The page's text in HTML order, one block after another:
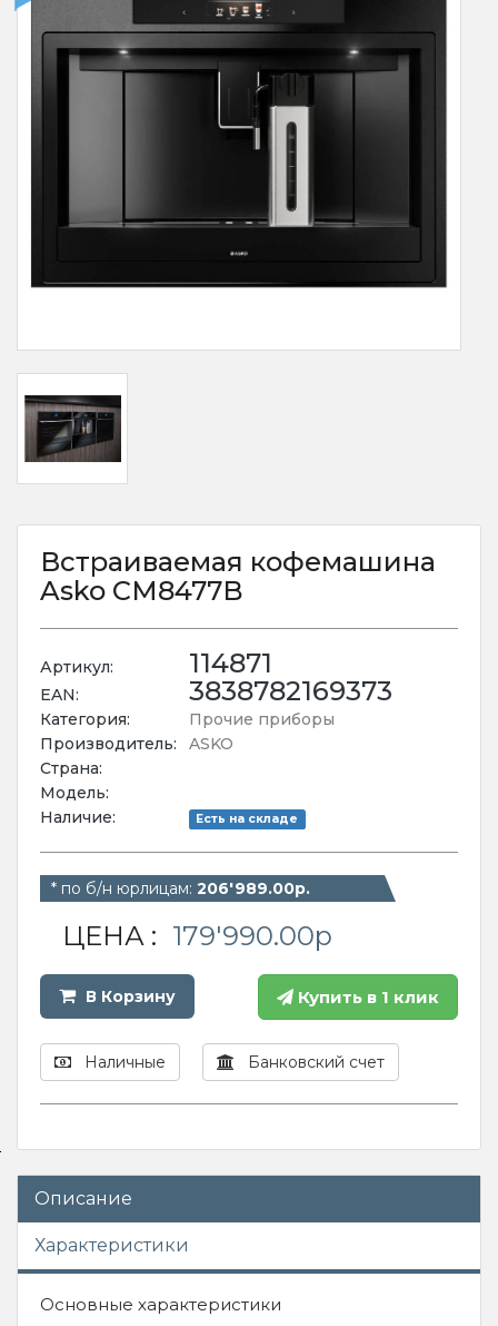
Встраиваемая кофемашина
Asko CM8477B
Артикул: 114871
EAN: 3838782169373
Категория:
Прочие приборы
Производитель:
ASKO
Страна:
Модель:
Наличие:
Есть на складе
* по б/н юрлицам: 206'989.00р.
ЦЕНА : 179'990.00р
В Корзину Купить в 1 клик
Наличные Банковский счет
Описание
Характеристики
Основные характеристики